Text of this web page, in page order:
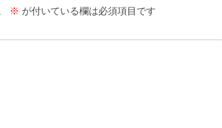
※ が付いている欄は必須項目です